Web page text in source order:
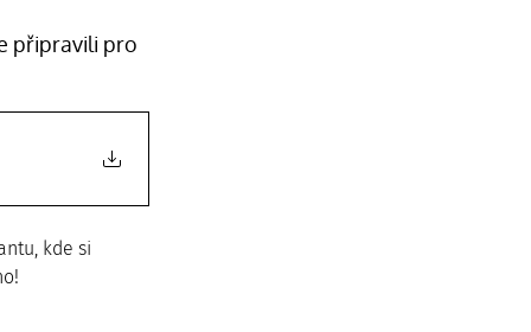
připravili pro
kde si